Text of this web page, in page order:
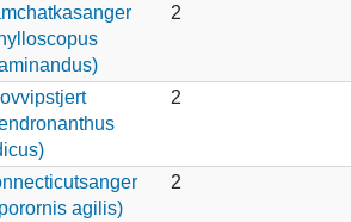
2
2
agilis)
2